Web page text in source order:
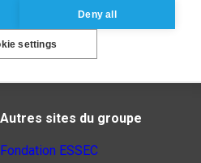
Autres sites du groupe
Fondation ESSEC
Deny all
settings